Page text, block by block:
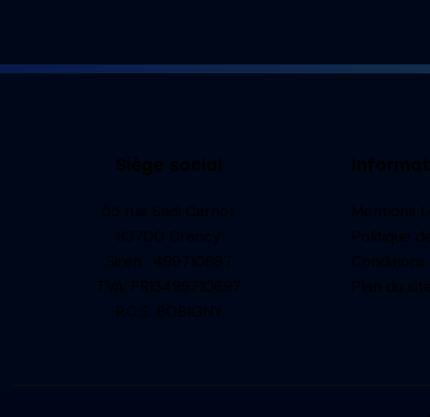
Siège social
55 rue Sadi Carnot
93700 Drancy
Siren : 499710697
TVA: FR13499710697
R.C.S. BOBIGNY
Mentions
Politique
Plan du